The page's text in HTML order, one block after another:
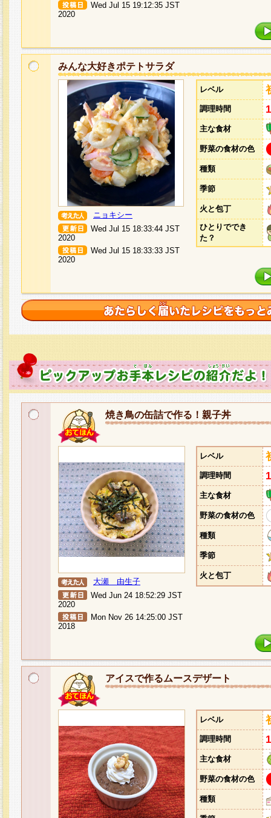
Wed Jul 15 19:12:35 JST
2020
みんな大好きポテトサラダ
ニョキシー
Wed Jul 15 18:33:44 JST
2020
Wed Jul 15 18:33:33 JST
2020
レベル
調理時間
主な食材
野菜の食材の色
種類
季節
火と包丁
ひとりででき
た？
焼き鳥の缶詰で作る！親子丼
大瀬 由生子
Wed Jun 24 18:52:29 JST
2020
Mon Nov 26 14:25:00 JST
2018
レベル
調理時間
主な食材
野菜の食材の色
種類
季節
火と包丁
アイスで作るムースデザート
レベル
調理時間
主な食材
野菜の食材の色
種類